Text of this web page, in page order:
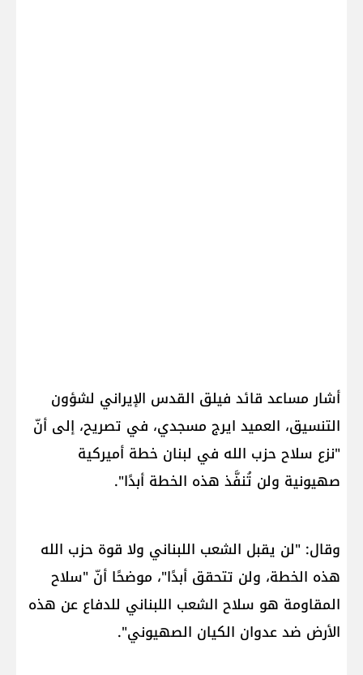
أشار مساعد قائد ​فيلق القدس​ الإيراني لشؤون
التنسيق، العميد ايرج مسجدي، في تصريح، إلى أنّ
"نزع سلاح ​حزب الله​ في ​لبنان​ خطة أميركية
صهيونية ولن تُنفَّذ هذه الخطة أبدًا".
وقال: "لن يقبل الشعب اللبناني ولا قوة حزب الله
هذه الخطة، ولن تتحقق أبدًا"، موضحًا أنّ "سلاح
المقاومة هو سلاح الشعب اللبناني للدفاع عن هذه
الأرض ضد عدوان الكيان الصهيوني".